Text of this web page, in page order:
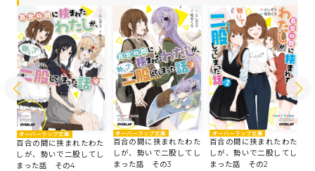
オーバーラップ文庫
百合の間に挟まれたわた
しが、勢いで二股してし
まった話 その4
オーバーラップ文庫
百合の間に挟まれたわた
しが、勢いで二股してし
まった話 その3
オーバーラップ文庫
百合の間に挟まれたわた
しが、勢いで二股してし
まった話 その2